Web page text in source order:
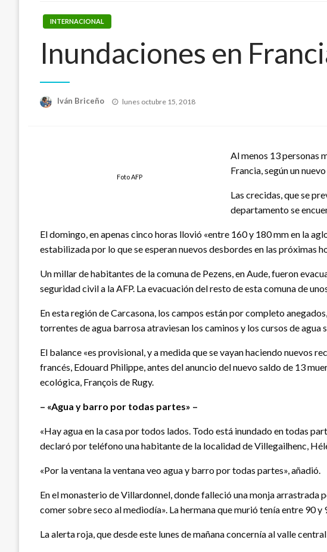
INTERNACIONAL
Inundaciones en
Iván Briceño
Publicado
lunes octubre 15, 2018
Foto AFP
Al menos 13 personas
Francia, según un
Las crecidas, que se
departamento se
El domingo, en apenas cinco horas llovió «entre 160 y 180 mm en la
estabilizada por lo que se esperan nuevos desbordes en las próximas
Un millar de habitantes de la comuna de Pezens, en Aude, fueron
seguridad civil a la AFP. La evacuación del resto de esta comuna de
En esta región de Carcasona, los campos están por completo
torrentes de agua barrosa atraviesan los caminos y los cursos de
El balance «es provisional, y a medida que se vayan haciendo nuevos
francés, Edouard Philippe, antes del anuncio del nuevo saldo de 13
ecológica, François de Rugy.
– «Agua y barro por todas partes» –
«Hay agua en la casa por todos lados. Todo está inundado en todas
declaró por teléfono una habitante de la localidad de Villegailhenc,
«Por la ventana la ventana veo agua y barro por todas partes», añadió.
En el monasterio de Villardonnel, donde falleció una monja arrastrada
comer sobre seco al mediodía». La hermana que murió tenía entre 90
La alerta roja, que desde este lunes de mañana concernía al valle